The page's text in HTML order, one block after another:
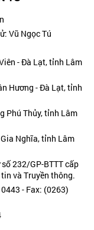
Vũ Ngọc Tú
- Đà Lạt, tỉnh Lâm
Hương - Đà Lạt, tỉnh
Phú Thủy, tỉnh Lâm
Nghĩa, tỉnh Lâm
232/GP-BTTT cấp
và Truyền thông.
- Fax: (0263)